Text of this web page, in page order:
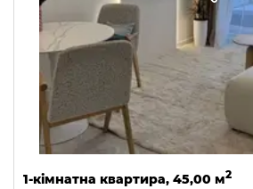
1-кімнатна квартира, 45,00 м2